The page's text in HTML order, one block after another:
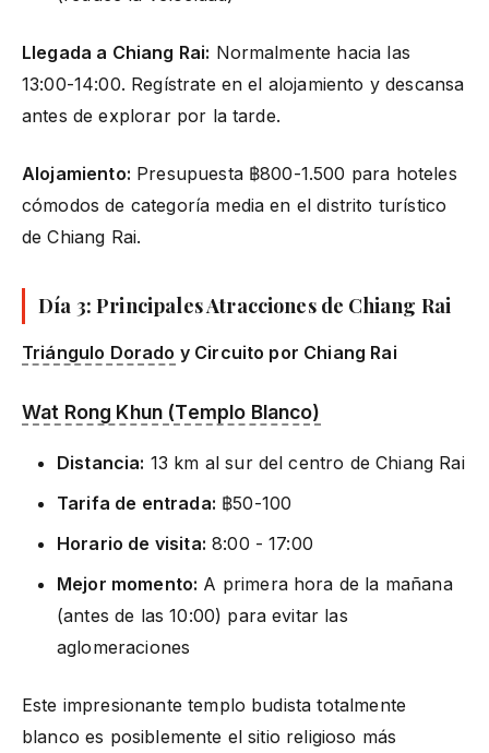
Llegada a Chiang Rai: Normalmente hacia las
13:00-14:00. Regístrate en el alojamiento y descansa
antes de explorar por la tarde.
Alojamiento: Presupuesta ฿800-1.500 para hoteles
cómodos de categoría media en el distrito turístico
de Chiang Rai.
Día 3: Principales Atracciones de Chiang Rai
Triángulo Dorado y Circuito por Chiang Rai
Wat Rong Khun (Templo Blanco)
Distancia: 13 km al sur del centro de Chiang Rai
Tarifa de entrada: ฿50-100
Horario de visita: 8:00 - 17:00
Mejor momento: A primera hora de la mañana
(antes de las 10:00) para evitar las
aglomeraciones
Este impresionante templo budista totalmente
blanco es posiblemente el sitio religioso más